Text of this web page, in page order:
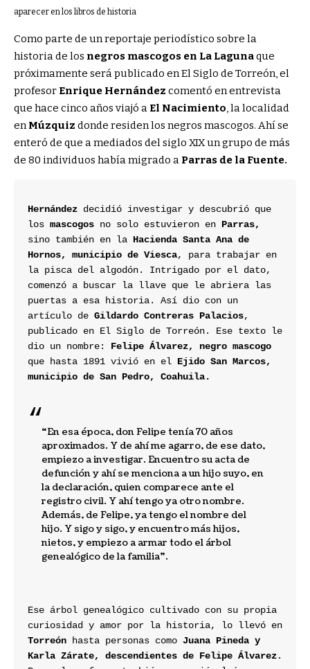
aparecer en los libros de historia
Como parte de un reportaje periodístico sobre la
historia de los negros mascogos en La Lagunaque
próximamente será publicado en El Siglo de Torreón, el
profesor Enrique Hernández comentó en entrevista
que hace cinco años viajó a El Nacimiento, la localidad
enMúzquiz donde residen los negros mascogos. Ahí se
enteró de que a mediados del siglo XIX un grupo de más
de 80 individuos había migrado a Parras de la Fuente.
Hernández decidió investigar y descubrió que
los mascogos no solo estuvieron en Parras,
sino también en la Hacienda Santa Ana de
Hornos, municipio de Viesca, para trabajar en
la pisca del algodón. Intrigado por el dato,
comenzó a buscar la llave que le abriera las
puertas a esa historia. Así dio con un
artículo de Gildardo Contreras Palacios,
publicado en El Siglo de Torreón. Ese texto le
dio un nombre:
que hasta 1891 vivió en el Ejido San Marcos,
municipio de San Pedro, Coahuila.
“En esa época, don Felipe tenía 70 años
aproximados. Y de ahí me agarro, de ese dato,
empiezo a investigar. Encuentro su acta de
defunción y ahí se menciona a un hijo suyo, en
la declaración, quien comparece ante el
registro civil. Y ahí tengo ya otro nombre.
Además, de Felipe, ya tengo el nombre del
hijo. Y sigo y sigo, y encuentro más hijos,
nietos, y empiezo a armar todo el árbol
genealógico de la familia”.
Ese árbol genealógico cultivado con su propia
Torreón hasta personas como Juana Pineda y
Karla Zárate, descendientes de Felipe Álvarez .